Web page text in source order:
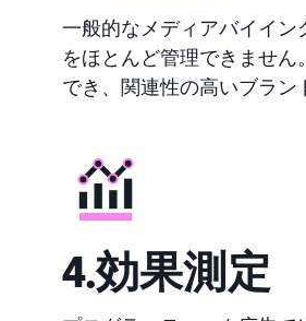
一般的なメディアバイイ
をほとんど管理できませ
でき、関連性の高いブラン
4.効果測定